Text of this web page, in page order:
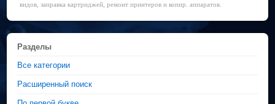
видов, заправка картриджей, ремонт принтеров и копир. аппаратов.
Разделы
Все категории
Расширенный поиск